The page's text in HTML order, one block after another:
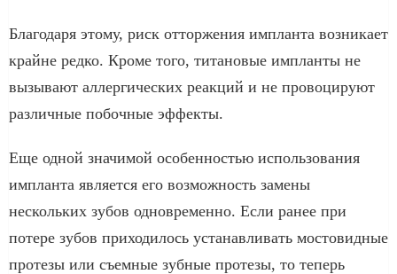
Благодаря этому, риск отторжения импланта возникает
крайне редко. Кроме того, титановые импланты не
вызывают аллергических реакций и не провоцируют
различные побочные эффекты.
Еще одной значимой особенностью использования
импланта является его возможность замены
нескольких зубов одновременно. Если ранее при
потере зубов приходилось устанавливать мостовидные
протезы или съемные зубные протезы, то теперь